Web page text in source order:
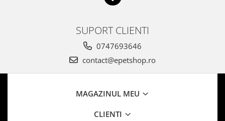
SUPORT CLIENTI
0747693646
contact@epetshop.ro
MAGAZINUL MEU
CLIENTI